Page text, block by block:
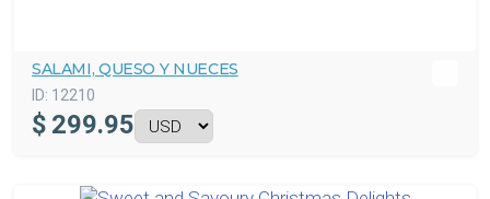
SALAMI, QUESO Y NUECES
ID: 12210
$ 299.95